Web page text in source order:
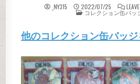
_NY315 2022/07/25
POSTED IN
コレクション缶バッ
他のコレクション缶バッ